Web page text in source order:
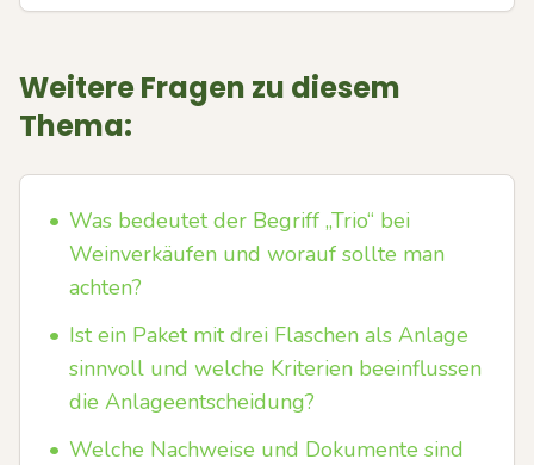
Weitere Fragen zu diesem
Thema:
• Was bedeutet der Begriff „Trio“ bei
Weinverkäufen und worauf sollte man
achten?
• Ist ein Paket mit drei Flaschen als Anlage
sinnvoll und welche Kriterien beeinflussen
die Anlageentscheidung?
• Welche Nachweise und Dokumente sind